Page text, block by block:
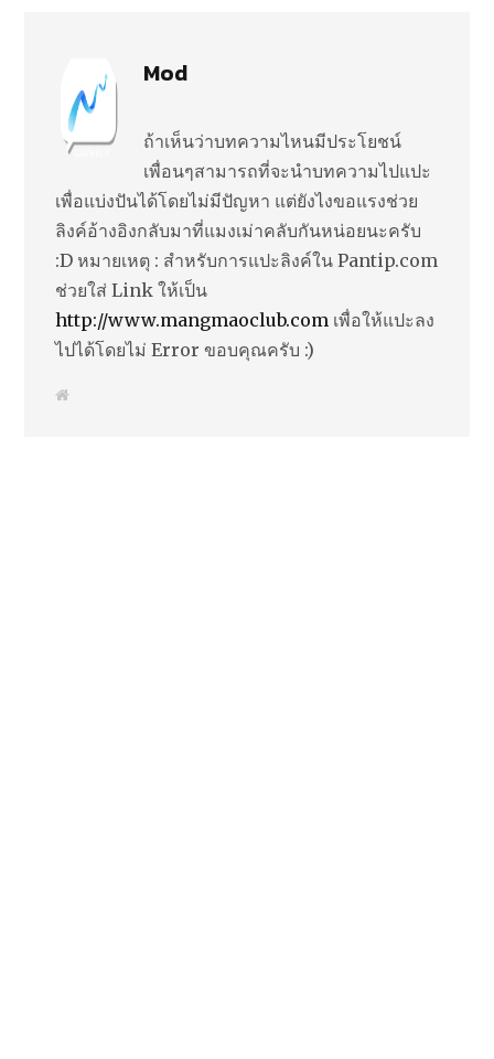
Mod
ถ้าเห็นว่าบทความไหนมีประโยชน์
เพื่อนๆสามารถที่จะนำบทความไปแปะ
เพื่อแบ่งปันได้โดยไม่มีปัญหา แต่ยังไงขอแรงช่วย
ลิงค์อ้างอิงกลับมาที่แมงเม่าคลับกันหน่อยนะครับ
:D หมายเหตุ : สำหรับการแปะลิงค์ใน Pantip.com
ช่วยใส่ Link ให้เป็น
http://www.mangmaoclub.com เพื่อให้แปะลง
ไปได้โดยไม่ Error ขอบคุณครับ :)